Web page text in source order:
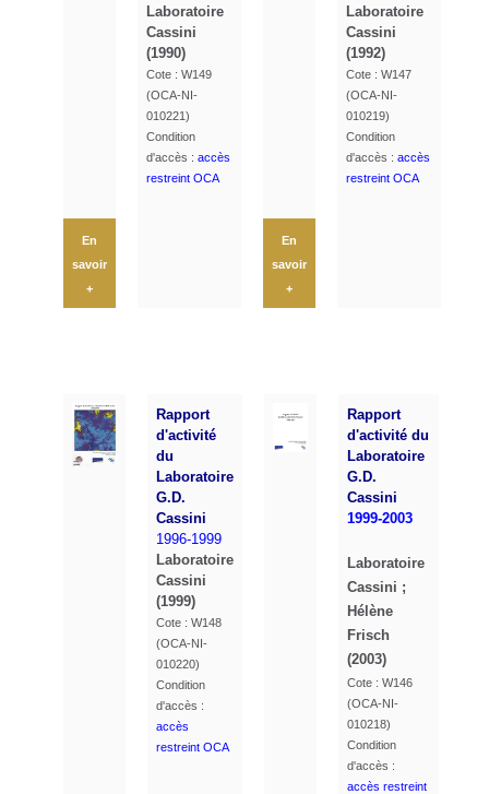
Laboratoire
Cassini
(1990)
Cote : W149
(OCA-NI-
010221)
Condition
d'accès : accès
restreint OCA
Laboratoire
Cassini
(1992)
Cote : W147
(OCA-NI-
010219)
Condition
d'accès : accès
restreint OCA
En
savoir
+
En
savoir
+
Rapport
d'activité
du
Laboratoire
G.D.
Cassini
1996-1999
Laboratoire
Cassini
(1999)
Cote : W148
(OCA-NI-
010220)
Condition
d'accès :
accès
restreint OCA
Rapport
d'activité du
Laboratoire
G.D.
Cassini
1999-2003
Laboratoire
Cassini ;
Hélène
Frisch
(2003)
Cote : W146
(OCA-NI-
010218)
Condition
d'accès :
accès restreint